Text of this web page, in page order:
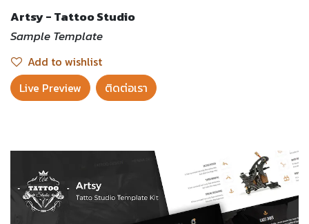
Artsy - Tattoo Studio
Sample Template
Add to wishlist
Live Preview​
ติดต่อเรา